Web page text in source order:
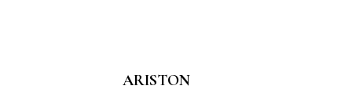
ARISTON